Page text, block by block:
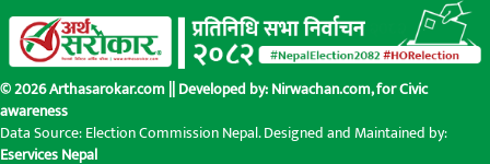
© 2026 Arthasarokar.com || Developed by:Nirwachan.com, for Civic
awareness
Data Source: Election Commission Nepal. Designed and Maintained by:
Eservices Nepal